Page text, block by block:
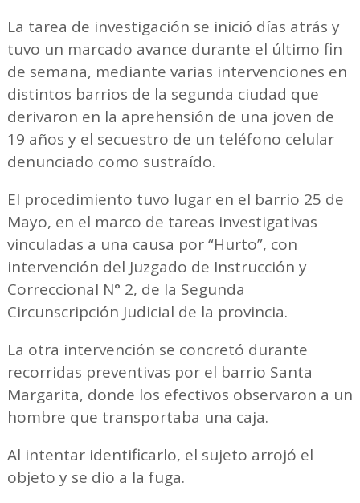
La tarea de investigación se inició días atrás y
tuvo un marcado avance durante el último fin
de semana, mediante varias intervenciones en
distintos barrios de la segunda ciudad que
derivaron en la aprehensión de una joven de
19 años y el secuestro de un teléfono celular
denunciado como sustraído.
El procedimiento tuvo lugar en el barrio 25 de
Mayo, en el marco de tareas investigativas
vinculadas a una causa por “Hurto”, con
intervención del Juzgado de Instrucción y
Correccional N° 2, de la Segunda
Circunscripción Judicial de la provincia.
La otra intervención se concretó durante
recorridas preventivas por el barrio Santa
Margarita, donde los efectivos observaron a un
hombre que transportaba una caja.
Al intentar identificarlo, el sujeto arrojó el
objeto y se dio a la fuga.